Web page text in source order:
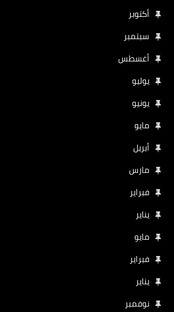
أكتوبر
سبتمبر
أغسطس
يوليو
يونيو
مايو
أبريل
مارس
فبراير
يناير
مايو
فبراير
يناير
نوفمبر